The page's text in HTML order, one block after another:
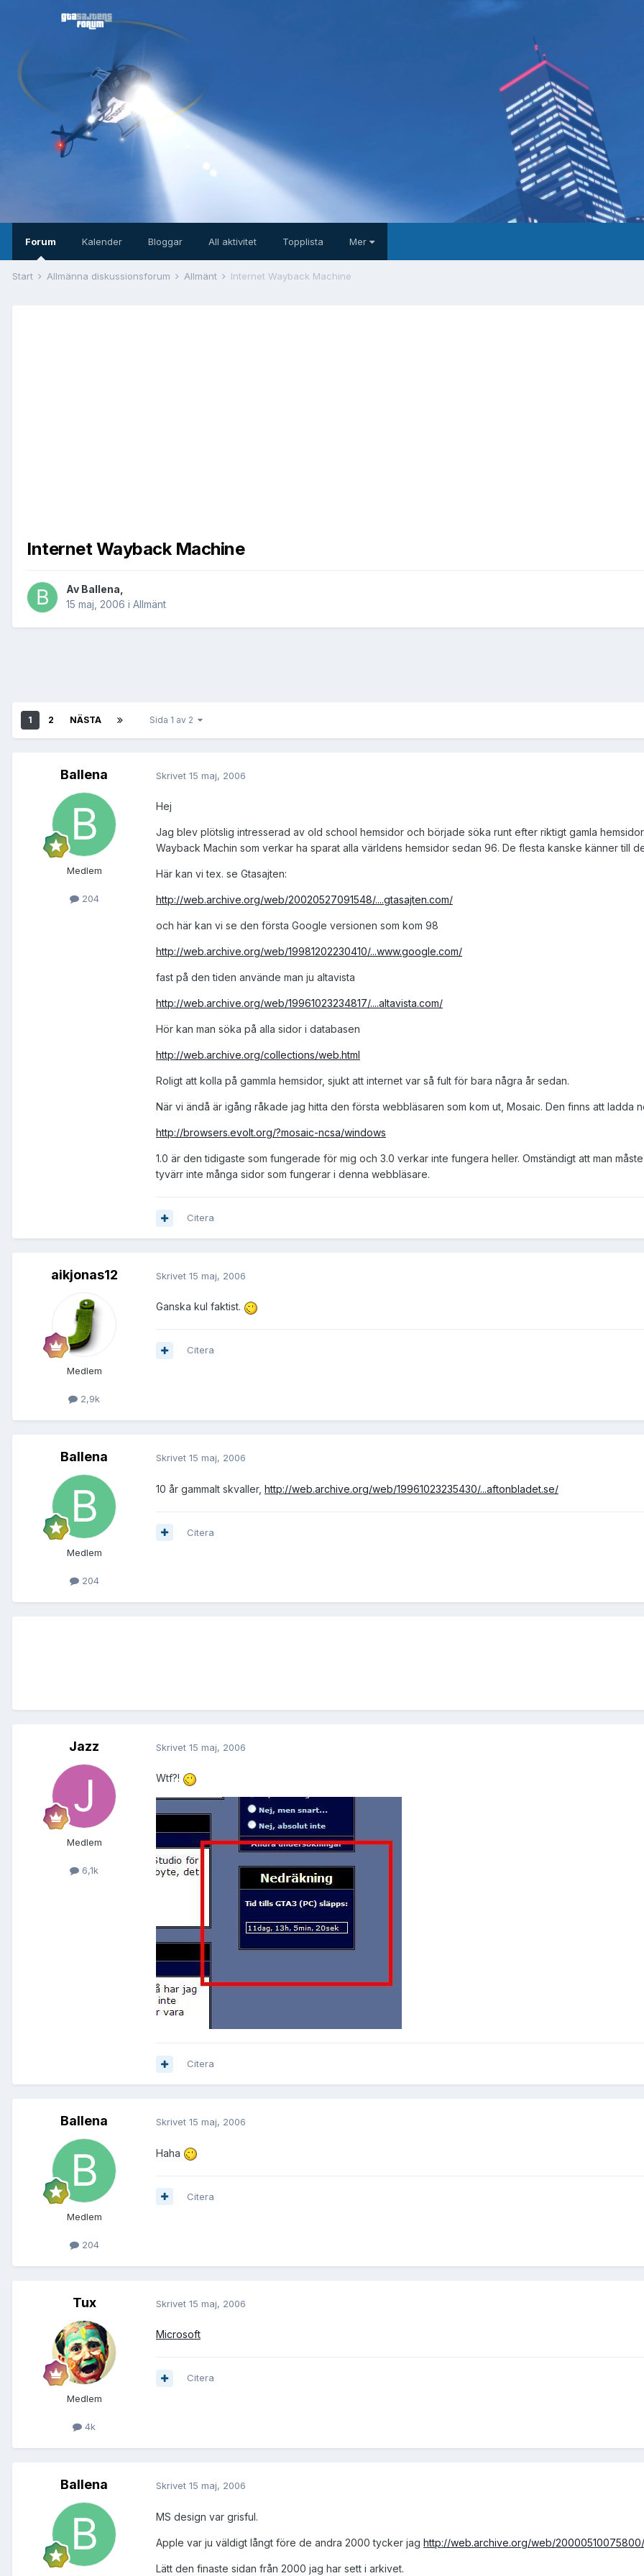
Forum Kalender Bloggar All aktivitet Topplista Mer
Start Allmänna diskussionsforum Allmänt Internet Wayback Machine
Internet Wayback Machine
Av Ballena
15 maj, 2006 i Allmänt
1 2 NÄSTA Sida 1 av 2
Ballena
Medlem
204
Skrivet 15 maj, 2006
Hej
Jag blev plötslig intresserad av old school hemsidor och började söka runt efter riktigt gamla
Wayback Machin som verkar ha sparat alla världens hemsidor sedan 96. De flesta kanske känner till
Här kan vi tex. se Gtasajten:
http://web.archive.org/web/20020527091548/....gtasajten.com/
och här kan vi se den första Google versionen som kom 98
http://web.archive.org/web/19981202230410/...www.google.com/
fast på den tiden använde man ju altavista
http://web.archive.org/web/19961023234817/....altavista.com/
Hör kan man söka på alla sidor i databasen
http://web.archive.org/collections/web.html
Roligt att kolla på gammla hemsidor, sjukt att internet var så fult för bara några år sedan.
När vi ändå är igång råkade jag hitta den första webbläsaren som kom ut, Mosaic. Den finns att ladda
http://browsers.evolt.org/?mosaic-ncsa/windows
1.0 är den tidigaste som fungerade för mig och 3.0 verkar inte fungera heller. Omständigt att man
tyvärr inte många sidor som fungerar i denna webbläsare.
Citera
aikjonas12
Medlem
2,9k
Skrivet 15 maj, 2006
Ganska kul faktist.
Citera
Ballena
Medlem
204
Skrivet 15 maj, 2006
10 år gammalt skvaller, http://web.archive.org/web/19961023235430/...aftonbladet.se/
Citera
Jazz
Medlem
6,1k
Skrivet 15 maj, 2006
Wtf?!
Citera
Ballena
Medlem
204
Skrivet 15 maj, 2006
Haha
Citera
Tux
Medlem
4k
Skrivet 15 maj, 2006
Microsoft
Citera
Ballena Skrivet 15 maj, 2006
MS design var grisful.
Apple var ju väldigt långt före de andra 2000 tycker jag http://web.archive.org/web/
Lätt den finaste sidan från 2000 jag har sett i arkivet.